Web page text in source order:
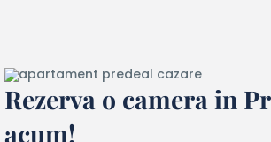
Rezerva o camera in
acum!